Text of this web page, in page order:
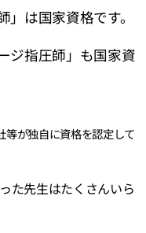
は国家資格です。
ジ指圧師」も国家資
等が独自に資格を認定して
た先生はたくさんいら